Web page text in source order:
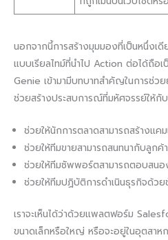
นอกจากนี้การสร้างมุมมองที่เป็นหนึ่งเ
แบบเรียลไทม์ที่นำไป Action ต่อได้ถือ
Genie เข้ามามีบทบาทสำคัญในการช่ว
ช่วยสร้างประสบการณ์ที่มหัศจรรย์ให้
ช่วยให้นักการตลาดสามารถสร้างแ
ช่วยให้ทีมขายสามารถสนทนากับลูก
ช่วยให้ทีมซัพพอร์ตสามารถตอบสน
ช่วยให้ทีมปฏิบัติการดำเนินธุรกิจด้ว
เราจะเห็นได้ว่าด้วยแพลตฟอร์ม
ขนาดเล็กหรือใหญ่ หรือจะอยู่ในอุตสาห